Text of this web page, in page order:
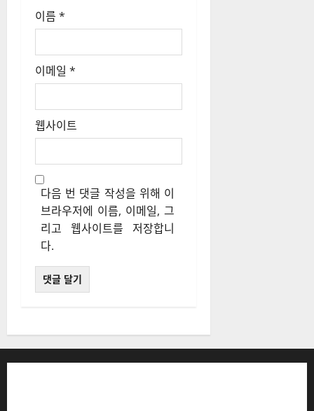
이름 *
이메일 *
웹사이트
다음 번 댓글 작성을 위해 이
브라우저에 이름, 이메일, 그
리고 웹사이트를 저장합니
다.